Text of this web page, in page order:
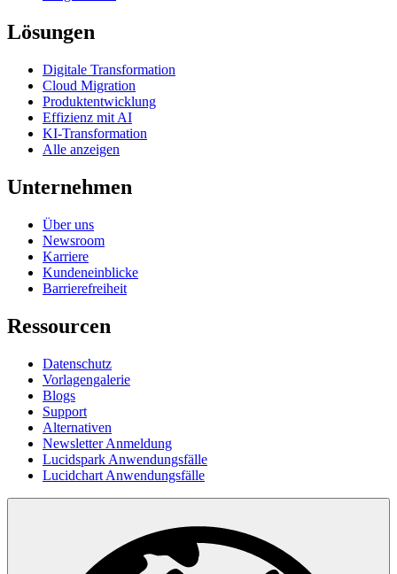
Lösungen
Digitale Transformation
Cloud Migration
Produktentwicklung
Effizienz mit AI
KI-Transformation
Alle anzeigen
Unternehmen
Über uns
Newsroom
Karriere
Kundeneinblicke
Barrierefreiheit
Ressourcen
Datenschutz
Vorlagengalerie
Blogs
Support
Alternativen
Newsletter Anmeldung
Lucidspark Anwendungsfälle
Lucidchart Anwendungsfälle